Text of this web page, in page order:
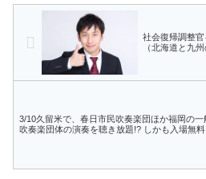
社会復帰調整官
（北海道と九
3/10久留米で、春日市民吹奏楽団ほか福岡の一
吹奏楽団体の演奏を聴き放題!? しかも入場無料